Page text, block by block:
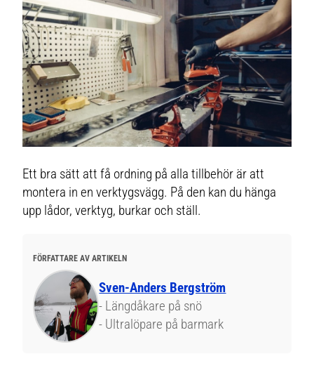
Ett bra sätt att få ordning på alla tillbehör är att
montera in en verktygsvägg. På den kan du hänga
upp lådor, verktyg, burkar och ställ.
FÖRFATTARE AV ARTIKELN
Sven-Anders Bergström
- Längdåkare på snö
- Ultralöpare på barmark